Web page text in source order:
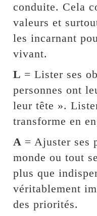
conduite. Cela
valeurs et
les incarnant
vivant.
L = Lister ses
personnes ont
leur tête ».
transforme en
A = Ajuster ses
monde ou tout
plus que
véritablement
des priorités.